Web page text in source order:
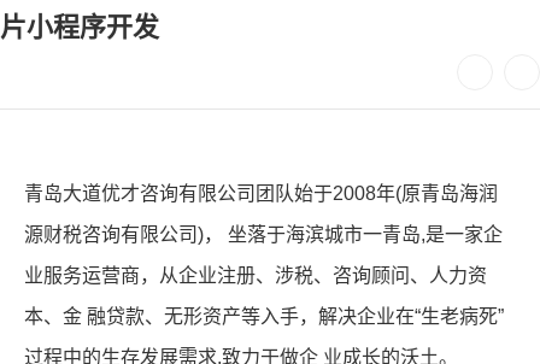
片小程序开发
青岛大道优才咨询有限公司团队始于2008年(原青岛海润
源财税咨询有限公司)， 坐落于海滨城市一青岛,是一家企
业服务运营商，从企业注册、涉税、咨询顾问、人力资
本、金 融贷款、无形资产等入手，解决企业在“生老病死”
过程中的生存发展需求,致力于做企 业成长的沃土。